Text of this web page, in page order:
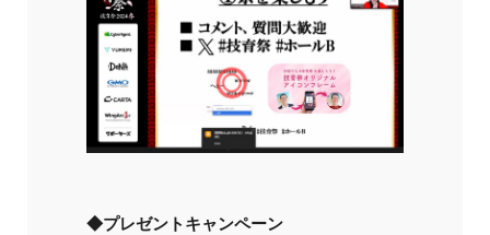
◆プレゼントキャンペーン